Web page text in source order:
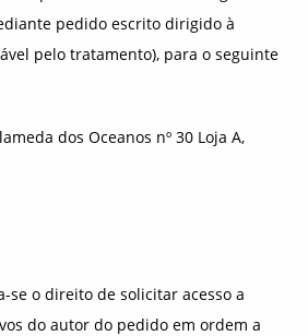
pedido escrito dirigido à
pelo tratamento), para o seguinte
dos Oceanos nº 30 Loja A,
se o direito de solicitar acesso a
do autor do pedido em ordem a